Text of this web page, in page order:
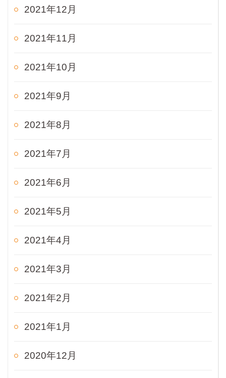
2021年12月
2021年11月
2021年10月
2021年9月
2021年8月
2021年7月
2021年6月
2021年5月
2021年4月
2021年3月
2021年2月
2021年1月
2020年12月